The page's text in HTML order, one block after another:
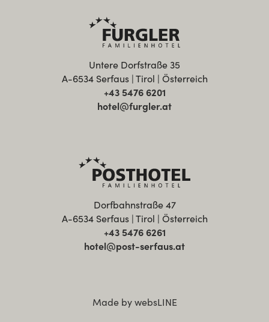
Untere Dorfstraße 35
A-6534 Serfaus | Tirol | Österreich
+43 5476 6201
hotel@furgler.at
Made by websLINE
Dorfbahnstraße 47
A-6534 Serfaus | Tirol | Österreich
+43 5476 6261
hotel@post-serfaus.at